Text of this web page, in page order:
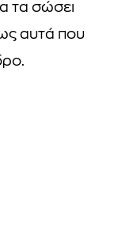
τα σώσει
αυτά που